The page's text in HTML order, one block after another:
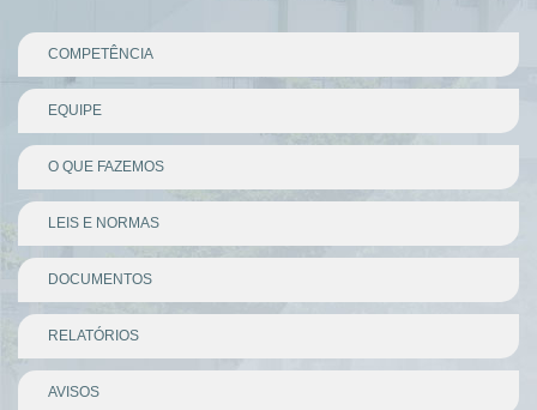
COMPETÊNCIA
EQUIPE
O QUE FAZEMOS
LEIS E NORMAS
DOCUMENTOS
RELATÓRIOS
AVISOS